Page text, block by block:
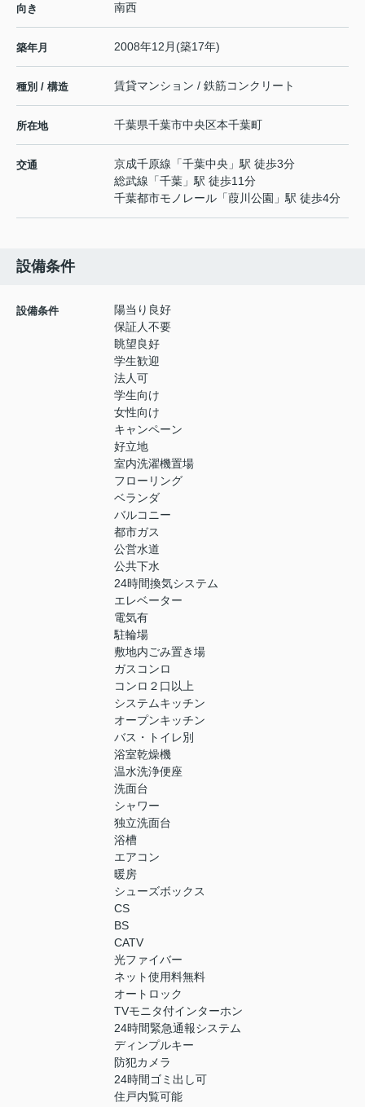
向き 南西
築年月 2008年12月(築17年)
種別 / 構造 賃貸マンション / 鉄筋コンクリート
所在地 千葉県千葉市中央区本千葉町
交通 京成千原線 「千葉中央 」駅 徒歩3分
総武線 「千葉 」駅 徒歩11分
千葉都市モノレール 「葭川公園 」駅 徒歩4分
設備条件
設備条件
陽当り良好
保証人不要
眺望良好
学生歓迎
法人可
学生向け
女性向け
キャンペーン
好立地
室内洗濯機置場
フローリング
ベランダ
バルコニー
都市ガス
公営水道
公共下水
24時間換気システム
エレベーター
電気有
駐輪場
敷地内ごみ置き場
ガスコンロ
コンロ２口以上
システムキッチン
オープンキッチン
バス・トイレ別
浴室乾燥機
温水洗浄便座
洗面台
シャワー
独立洗面台
浴槽
エアコン
暖房
シューズボックス
CS
BS
CATV
光ファイバー
ネット使用料無料
オートロック
TVモニタ付インターホン
24時間緊急通報システム
ディンプルキー
防犯カメラ
24時間ゴミ出し可
住戸内覧可能